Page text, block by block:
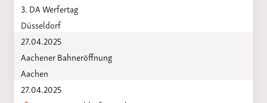
3. DA Werfertag
Düsseldorf
27.04.2025
Aachener Bahneröffnung
Aachen
27.04.2025